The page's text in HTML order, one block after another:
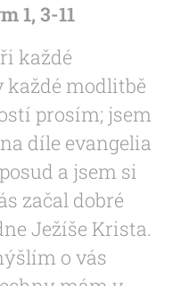
1, 3-11
každé
každé modlitbě
prosím; jsem
díle evangelia
a jsem si
začal dobré
Ježíše Krista.
o vás